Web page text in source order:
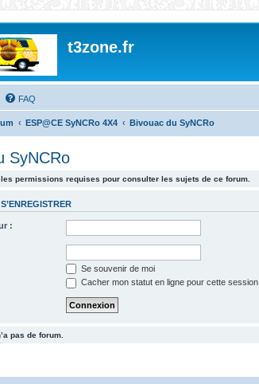
t3zone.fr
FAQ
ESP@CE SyNCRo 4X4 Bivouac du SyNCRo
SyNCRo
les permissions requises pour consulter les sujets de ce forum.
S’ENREGISTRER
:
Se souvenir de moi
Cacher mon statut en ligne pour cette session
pas de forum.